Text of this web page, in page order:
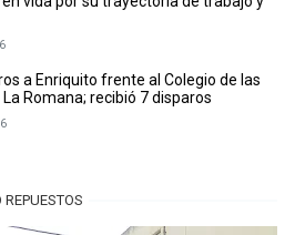
a Enriquito frente al Colegio de las
La Romana; recibió 7 disparos